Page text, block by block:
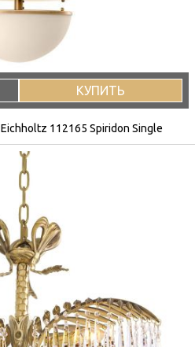
КУПИТЬ
112165 Spiridon Single